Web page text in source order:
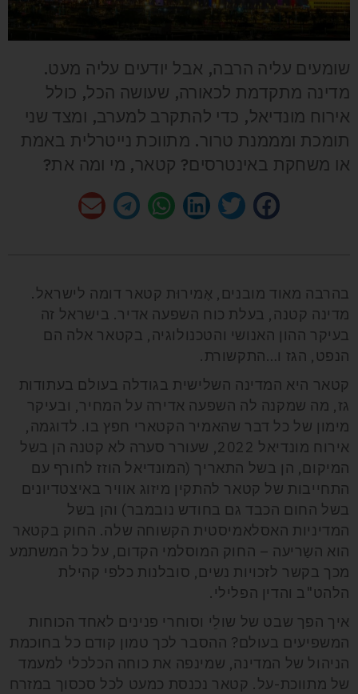
שומעים עליה הרבה, אבל יודעים עליה מעט.
מדינה מתקדמת לכאורה, שעושה הכל, כולל
אירוח מונדיאל, כדי להתקרב למערב, ומצד שני
תומכת ומממנת טרור. מתווכת נייטרלית באמת
או משחקת באינטרסים? קטאר, מי ומה את?
בהרבה מאוד מובנים, אֶמירוּת קטאר דומה לישראל.
מדינה קטנה, בעלת כוח השפעה אדיר. בישראל זה
בעיקר ההון האנושי והטכנולוגיה, בקטאר אלה הם
הנפט, הגז ו…התקשורת.
קטאר היא המדינה השלישית בגודלה בעולם בעתודות
גז, מה שמקנה לה השפעה אדירה על המחיר, ובעיקר
מימון של כל דבר שהאמיר הקטארי חפץ בו. לדוגמה,
אירוח מונדיאל 2022, שעורר סערה לא קטנה הן בשל
המיקום, הן בשל התאריך (המונדיאל הוזז לחורף עם
התחייבות של קטאר להתקין מיזוג אוויר באיצטדיונים
בשל החום הכבד גם בחודש נובמבר) והן בשל
המדיניות האסלאמיסטית הקשוחה שלה. החוק בקטאר
הוא השַריעה – החוק המוסלמי הקדום, על כל המשתמע
מכך בקשר לזכויות נשים, סובלנות כלפי קהילת
הלהט"ב והדין הפלילי.
איך הפך שבט של שולֵי וסוחרי פנינים לאחד הכוחות
המשפיעים בעולם? ההסבר לכך טמון קודם כל בחוכמת
הניהול של המדינה, שמינפה את כוחה הכלכלי למעמד
של מתווכת-על. קטאר נכנסת כמעט לכל סכסוך במזרח